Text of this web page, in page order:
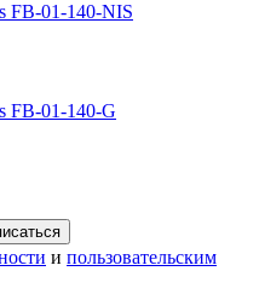
FB-01-140-NIS
FB-01-140-G
и пользовательским